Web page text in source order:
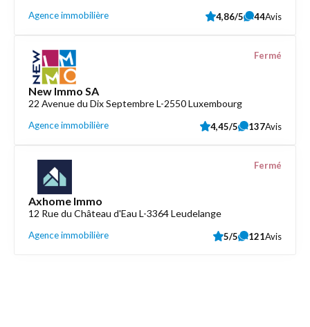
Agence immobilière 4,86/5 44Avis
New Immo SA
22 Avenue du Dix Septembre L-2550 Luxembourg
Agence immobilière
Fermé
4,45/5 137Avis
Axhome Immo
12 Rue du Château d'Eau L-3364 Leudelange
Agence immobilière
Fermé
5/5 121Avis